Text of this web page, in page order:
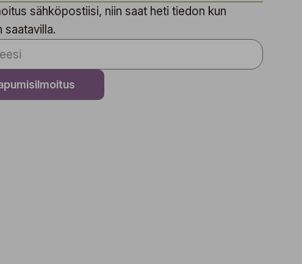
sähköpostiisi, niin saat heti tiedon kun
saatavilla.